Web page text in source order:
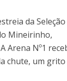
da Seleção
Mineirinho,
Arena Nº1
chute, um grito